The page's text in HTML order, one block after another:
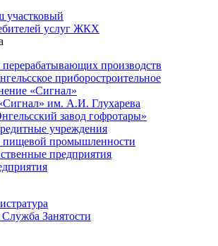
производств
приборостроительное
«Сигнал»
им. А.И. Глухарева
завод гофротары»
учреждения
пищевой промышленности
предприятия